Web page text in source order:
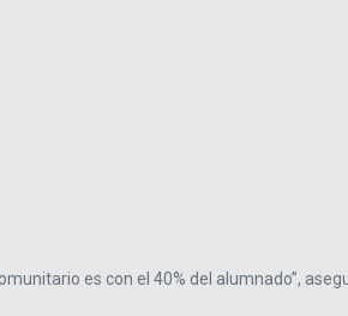
es con el 40% del alumnado”,